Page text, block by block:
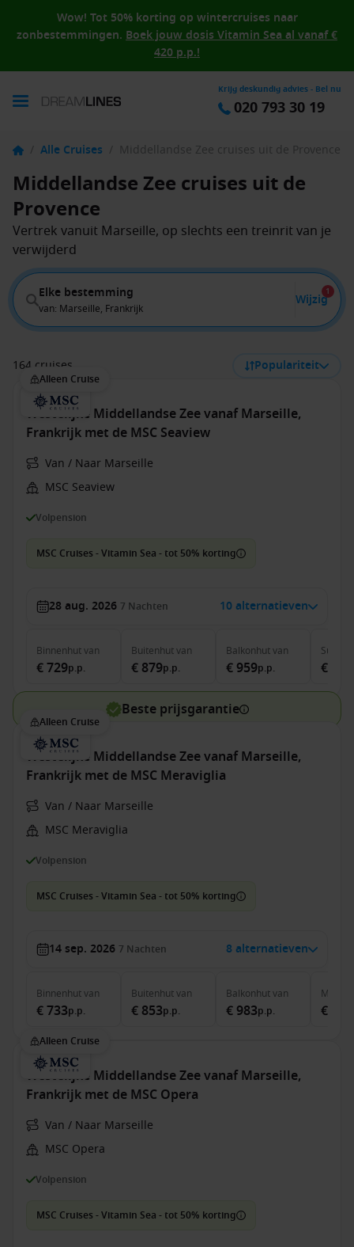
Wow! Tot 50% korting op wintercruises naar
zonbestemmingen. Boek jouw dosis Vitamin Sea al vanaf €
420 p.p.!
Krijg deskundig advies - Bel nu
020 793 30 19
/ Alle Cruises / Middellandse Zee cruises uit de Provence
Middellandse Zee cruises uit de
Provence
Vertrek vanuit Marseille, op slechts een treinrit van je
verwijderd
Elke bestemming
van: Marseille, Frankrijk
Wijzig
1
164 cruises Populariteit
Alleen Cruise
Westelijke Middellandse Zee vanaf Marseille,
Frankrijk met de MSC Seaview
Van / Naar Marseille
MSC Seaview
Volpension
MSC Cruises - Vitamin Sea - tot 50% korting
28 aug. 2026 7 Nachten 10 alternatieven
Binnenhutvan
€ 729p.p.
Buitenhutvan
€ 879p.p.
Balkonhutvan
€ 959p.p.
Suite
€
Beste prijsgarantie
Alleen Cruise
Westelijke Middellandse Zee vanaf Marseille,
Frankrijk met de MSC Meraviglia
Van / Naar Marseille
MSC Meraviglia
Volpension
MSC Cruises - Vitamin Sea - tot 50% korting
14 sep. 2026 7 Nachten 8 alternatieven
Binnenhutvan
€ 733p.p.
Buitenhutvan
€ 853p.p.
Balkonhutvan
€ 983p.p.
MSC
€
Alleen Cruise
Westelijke Middellandse Zee vanaf Marseille,
Frankrijk met de MSC Opera
Van / Naar Marseille
MSC Opera
Volpension
MSC Cruises - Vitamin Sea - tot 50% korting